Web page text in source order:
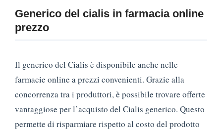
Generico del cialis in farmacia online
prezzo
Il generico del Cialis è disponibile anche nelle
farmacie online a prezzi convenienti. Grazie alla
concorrenza tra i produttori, è possibile trovare offerte
vantaggiose per l’acquisto del Cialis generico. Questo
permette di risparmiare rispetto al costo del prodotto